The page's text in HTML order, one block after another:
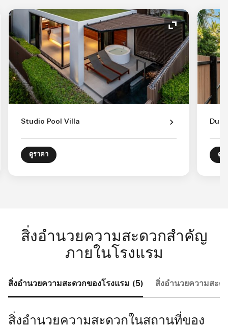
ขยาย ไอคอนขยาย
Studio Pool Villa
ดูราคา ดูร
สิ่งอำนวยความสะดวกสำคัญ
ภายในโรงแรม
สิ่งอำนวยความสะดวกของโรงแรม (5) สิ่งอำนวยความสะด
สิ่งอำนวยความสะดวกในสถานที่ของ